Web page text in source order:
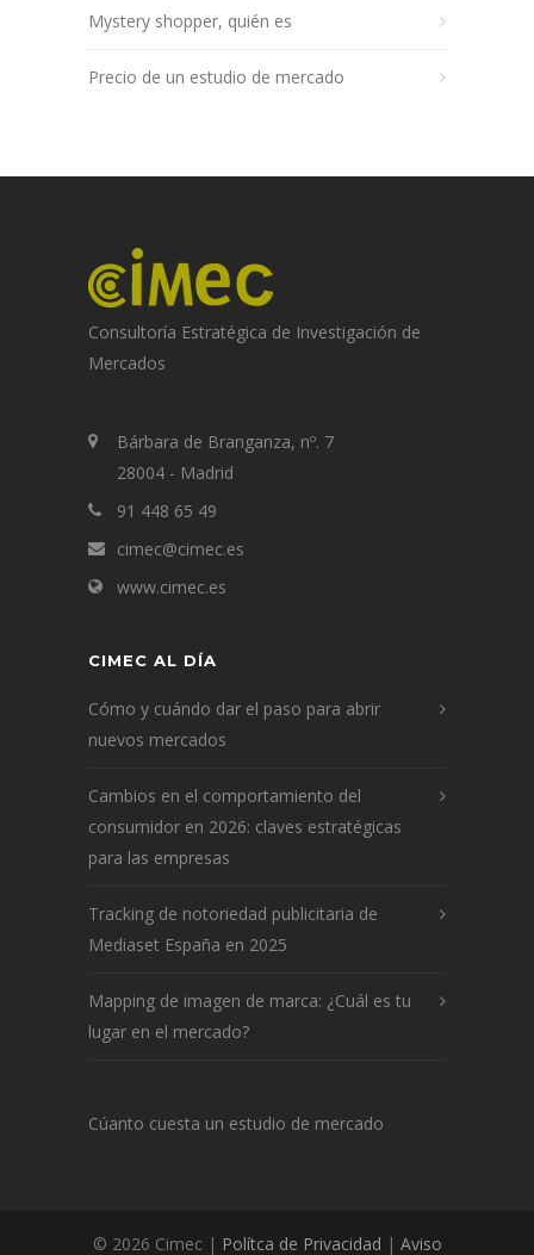
Mystery shopper, quién es
Precio de un estudio de mercado
Consultoría Estratégica de Investigación de
Mercados
Bárbara de Branganza, nº. 7
28004 - Madrid
91 448 65 49
cimec@cimec.es
www.cimec.es
CIMEC AL DÍA
Cómo y cuándo dar el paso para abrir
nuevos mercados
Cambios en el comportamiento del
consumidor en 2026: claves estratégicas
para las empresas
Tracking de notoriedad publicitaria de
Mediaset España en 2025
Mapping de imagen de marca: ¿Cuál es tu
lugar en el mercado?
Cúanto cuesta un estudio de mercado
© 2026 Cimec | Polítca de Privacidad | Aviso